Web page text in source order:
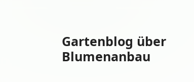
Gartenblog über
Blumenanbau